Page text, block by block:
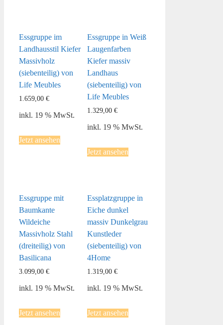
Essgruppe im
Landhausstil Kiefer
Massivholz
(siebenteilig) von
Life Meubles
1.659,00 €
inkl. 19 % MwSt.
Jetzt ansehen
Essgruppe in Weiß
Laugenfarben
Kiefer massiv
Landhaus
(siebenteilig) von
Life Meubles
1.329,00€
inkl. 19 % MwSt.
Jetzt ansehen
Essgruppe mit
Baumkante
Wildeiche
Massivholz Stahl
(dreiteilig) von
Basilicana
3.099,00 €
inkl. 19 % MwSt.
Jetzt ansehen
Essplatzgruppe in
Eiche dunkel
massiv Dunkelgrau
Kunstleder
(siebenteilig) von
4Home
1.319,00€
inkl. 19 % MwSt.
Jetzt ansehen